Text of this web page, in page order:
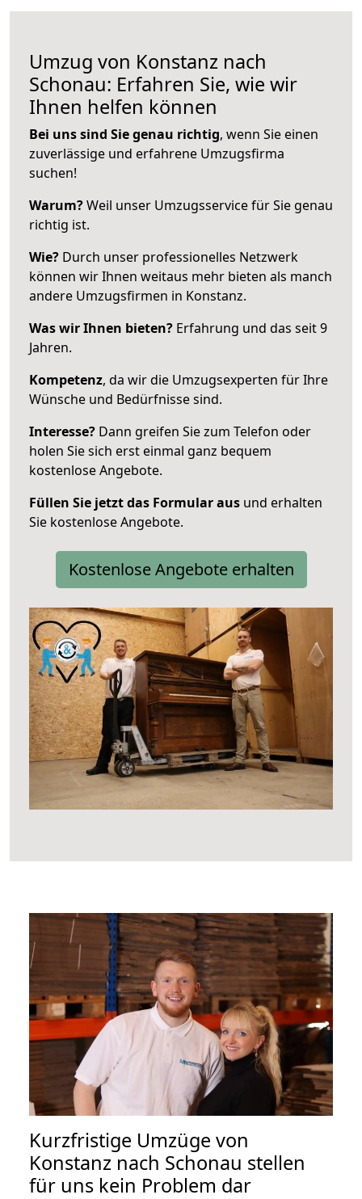
Umzug von Konstanz nach
Schonau: Erfahren Sie, wie wir
Ihnen helfen können
Bei uns sind Sie genau richtig, wenn Sie einen
zuverlässige und erfahrene Umzugsfirma
suchen!
Warum?Weil unser Umzugsservice für Sie genau
richtig ist.
Wie? Durch unser professionelles Netzwerk
können wir Ihnen weitaus mehr bieten als manch
andere Umzugsfirmen in Konstanz.
Was wir Ihnen bieten? Erfahrung und das seit 9
Jahren.
Kompetenz, da wir die Umzugsexperten für Ihre
Wünsche und Bedürfnisse sind.
Interesse? Dann greifen Sie zum Telefon oder
holen Sie sich erst einmal ganz bequem
kostenlose Angebote.
Füllen Sie jetzt das Formular aus und erhalten
Sie kostenlose Angebote.
Kostenlose Angebote erhalten
Kurzfristige Umzüge von
Konstanz nach Schonau stellen
für uns kein Problem dar